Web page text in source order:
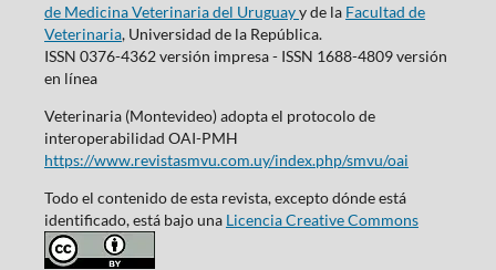
de Medicina Veterinaria del Uruguayy de la Facultad de
Veterinaria, Universidad de la República.
ISSN 0376-4362 versión impresa - ISSN 1688-4809 versión
en línea
Veterinaria (Montevideo) adopta el protocolo de
interoperabilidad OAI-PMH
https://www.revistasmvu.com.uy/index.php/smvu/oai
Todo el contenido de esta revista, excepto dónde está
identificado, está bajo una Licencia Creative Commons